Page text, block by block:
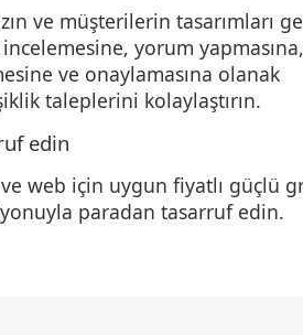
ve müşterilerin tasarımları
yorum
ve onaylamasına olanak
taleplerini kolaylaştırın.
edin
web için uygun fiyatlı güçlü
paradan tasarruf edin.